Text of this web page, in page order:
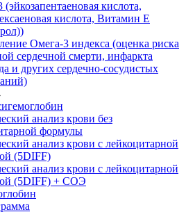
кислота,
кислота, Витамин E
Омега-3 индекса (оценка риска
сердечной смерти, инфаркта
и других сердечно-сосудистых
анализ крови без
формулы
анализ крови с лейкоцитарной
(5DIFF)
анализ крови с лейкоцитарной
(5DIFF) + СОЭ